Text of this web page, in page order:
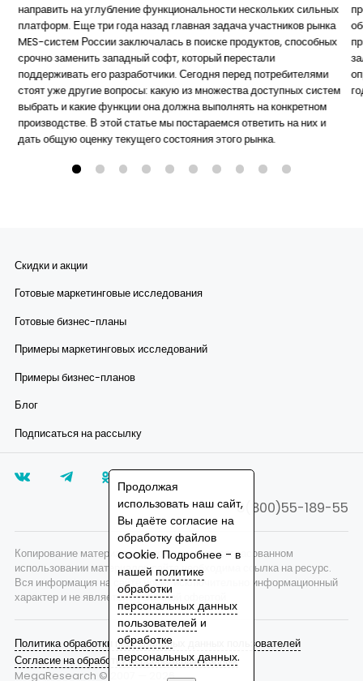
направить на углубление функциональности нескольких сильных
платформ. Еще три года назад главная задача участников рынка
MES-систем России заключалась в поиске продуктов, способных
срочно заменить западный софт, который перестали
поддерживать его разработчики. Сегодня перед потребителями
стоят уже другие вопросы: какую из множества доступных систем
выбрать и какие функции она должна выполнять на конкретном
производстве. В этой статье мы постараемся ответить на них и
дать общую оценку текущего состояния этого рынка.
Скидки и акции
Готовые маркетинговые исследования
Готовые бизнес-планы
Примеры маркетинговых исследований
Примеры бизнес-планов
Блог
Подписаться на рассылку
8(800)55-189-55
Политика обработки персональных данных пользователей
Согласие на обработку персональных данных
MegaResearch © 2007 —
2026
Копирование материалов запрещено, при согласованном
использовании материалов сайта необходима ссылка на ресурс.
Вся информация на сайте носит исключительно информационный
характер и не является публичной офертой.
Продолжая
использовать наш сайт,
Вы даёте согласие на
обработку файлов
cookie. Подробнее - в
нашей политике
обработки
персональных данных
пользователей и
обработке
персональных данных.